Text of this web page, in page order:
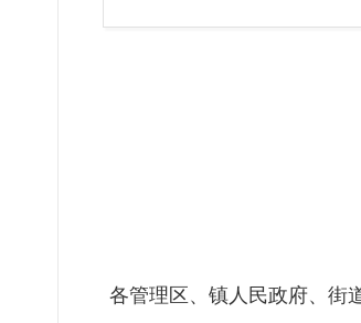
各管理 区 、 镇人民政府、 街